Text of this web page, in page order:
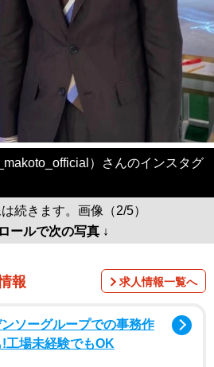
）さんのインスタグ
続きます。画像（2/5）
ールで次の写真 ↓
報 求人情報一覧へ
ソーグループでの事務作
工場未経験でもOK